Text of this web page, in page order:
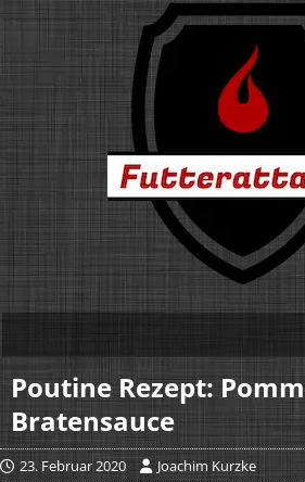
Poutine Rezept:
Bratensauce
23. Februar 2020 Joachim Kurzke